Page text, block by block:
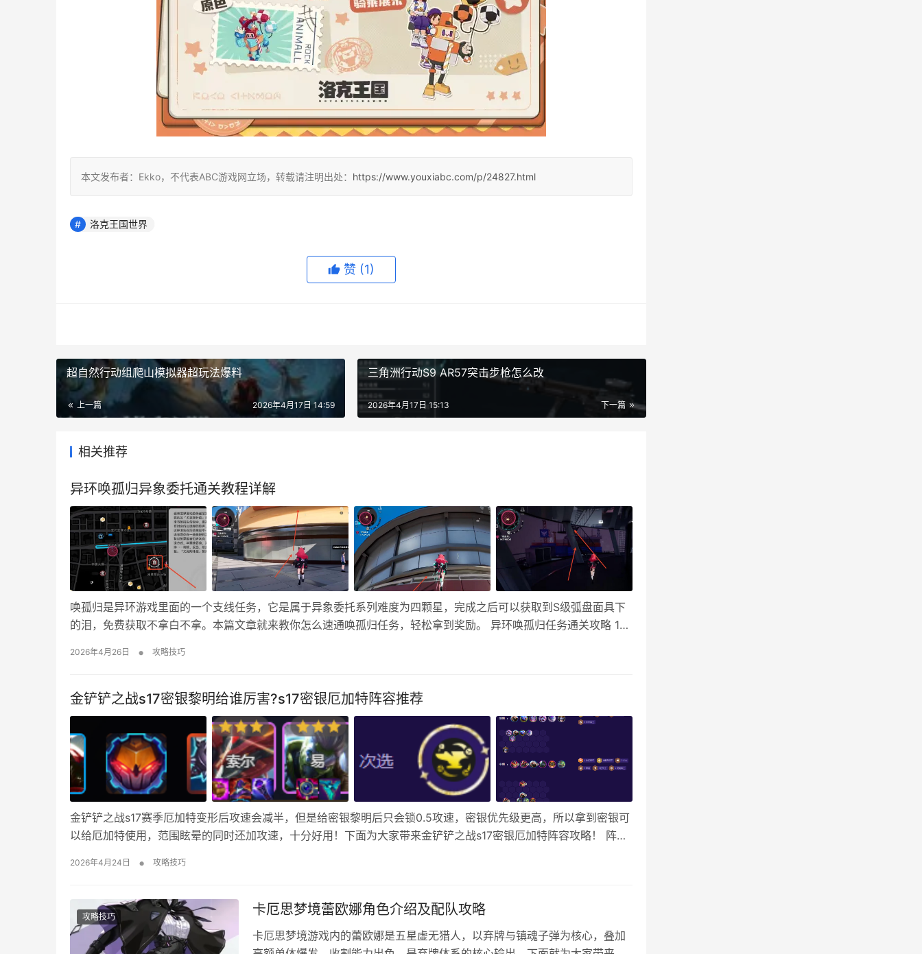
本文发布者：Ekko，不代表ABC游戏网立场，转载请注明出处： https://www.youxiabc.com/p/24827.html
洛克王国世界
赞 (1)
超自然行动组爬山模拟器超玩法爆料
上一篇 2026年4月17日 14:59
三角洲行动S9 AR57突击步枪怎么改
下一篇
2026年4月17日 15:13
相关推荐
异环唤孤归异象委托通关教程详解
唤孤归是异环游戏里面的一个支线任务，它是属于异象委托系列难度为四颗星，完成之后可以获取到S级弧盘面具下
的泪，免费获取不拿白不拿。本篇文章就来教你怎么速通唤孤归任务，轻松拿到奖励。 异环唤孤归任务通关攻略 1、
2026年4月26日 • 攻略技巧
金铲铲之战s17密银黎明给谁厉害?s17密银厄加特阵容推荐
金铲铲之战s17赛季厄加特变形后攻速会减半，但是给密银黎明后只会锁0.5攻速，密银优先级更高，所以拿到密银可
以给厄加特使用，范围眩晕的同时还加攻速，十分好用！下面为大家带来金铲铲之战s17密银厄加特阵容攻略！ 阵容
与容错，也可补充战力） 强化符文推荐 …
2026年4月24日 • 攻略技巧
攻略技巧 卡厄思梦境蕾欧娜角色介绍及配队攻略
卡厄思梦境游戏内的蕾欧娜是五星虚无猎人，以弃牌与镇魂子弹为核心，叠加